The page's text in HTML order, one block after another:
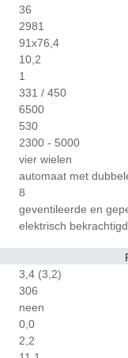
36
2981
91x76,4
10,2
1
331 / 450
6500
530
2300 - 5000
vier wielen
automaat met
8
geventileerde en
elektrisch
3,4 (3,2)
306
neen
0,0
2,2
Dodge